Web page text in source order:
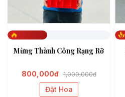
Mừng Thành Công Rạng Rỡ
800,000đ 1,000,000đ
Đặt Hoa